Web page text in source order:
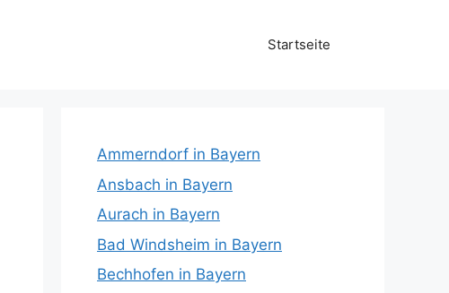
Startseite
Ammerndorf in Bayern
Ansbach in Bayern
Aurach in Bayern
Bad Windsheim in Bayern
Bechhofen in Bayern